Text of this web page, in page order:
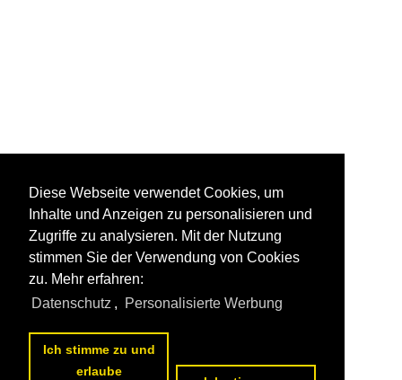
Diese Webseite verwendet Cookies, um
Inhalte und Anzeigen zu personalisieren und
Zugriffe zu analysieren. Mit der Nutzung
stimmen Sie der Verwendung von Cookies
zu. Mehr erfahren:
Datenschutz , Personalisierte Werbung
Ich stimme zu und
erlaube